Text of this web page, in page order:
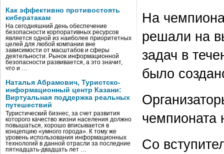
Как эффективно противостоять
кибератакам
На сегодняшний день обеспечение
безопасности корпоративных ресурсов
является одной из наиболее приоритетных
целей для любой компании вне
зависимости от масштабов и сферы
деятельности. Рынок информационной
безопасности развивается, а это значит,
что и …
Наталья Абрамович, Туристско-
информационный центр Казани:
Виртуальная поддержка реальных
путешествий
Туристический бизнес, за счет развития
которого качество жизни населения должно
повышаться, хорошо вписывается в
концепцию «умного города». К тому же
уровень использования информационных
технологий в данной отрасли за последние
пятнадцать-двадцать лет …
На
решали на
задач в
было
чемпионата
Со